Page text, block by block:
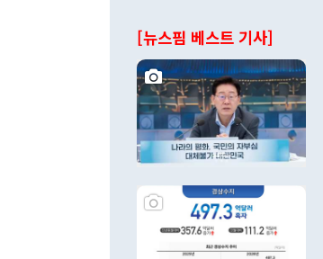
[뉴스핌 베스트 기사]